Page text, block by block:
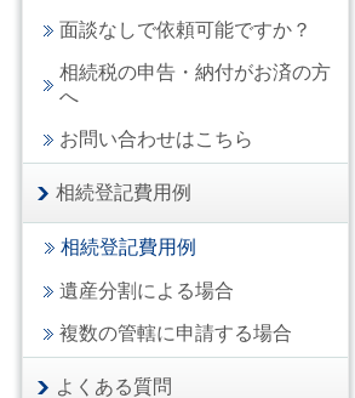
面談なしで依頼可能ですか？
相続税の申告・納付がお済の方
へ
お問い合わせはこちら
相続登記費用例
相続登記費用例
遺産分割による場合
複数の管轄に申請する場合
よくある質問